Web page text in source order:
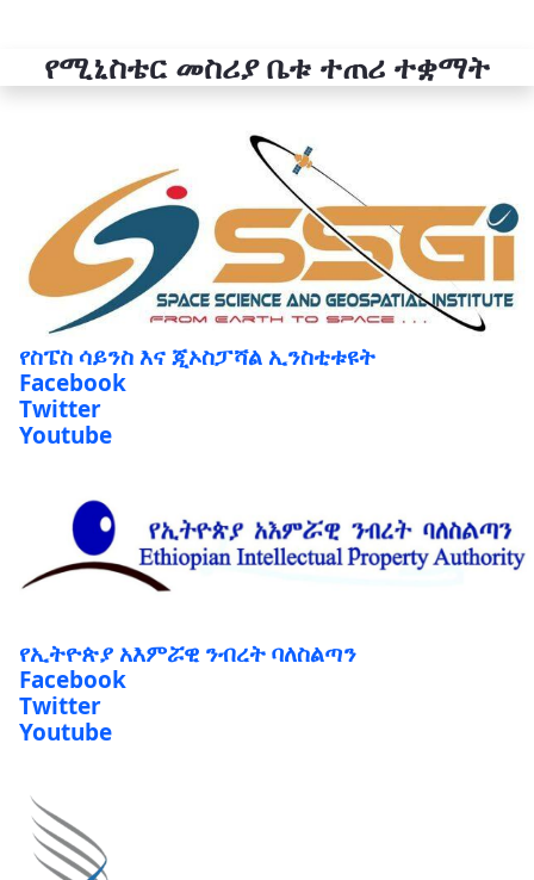
የሚኒስቴር መስሪያ ቤቱ ተጠሪ ተቋማት
የስፔስ ሳይንስ እና ጂኦስፓሻል ኢንስቲቱዩት
Facebook
Twitter
Youtube
የኢትዮጵያ አእምሯዊ ንብረት ባለስልጣን
Facebook
Twitter
Youtube